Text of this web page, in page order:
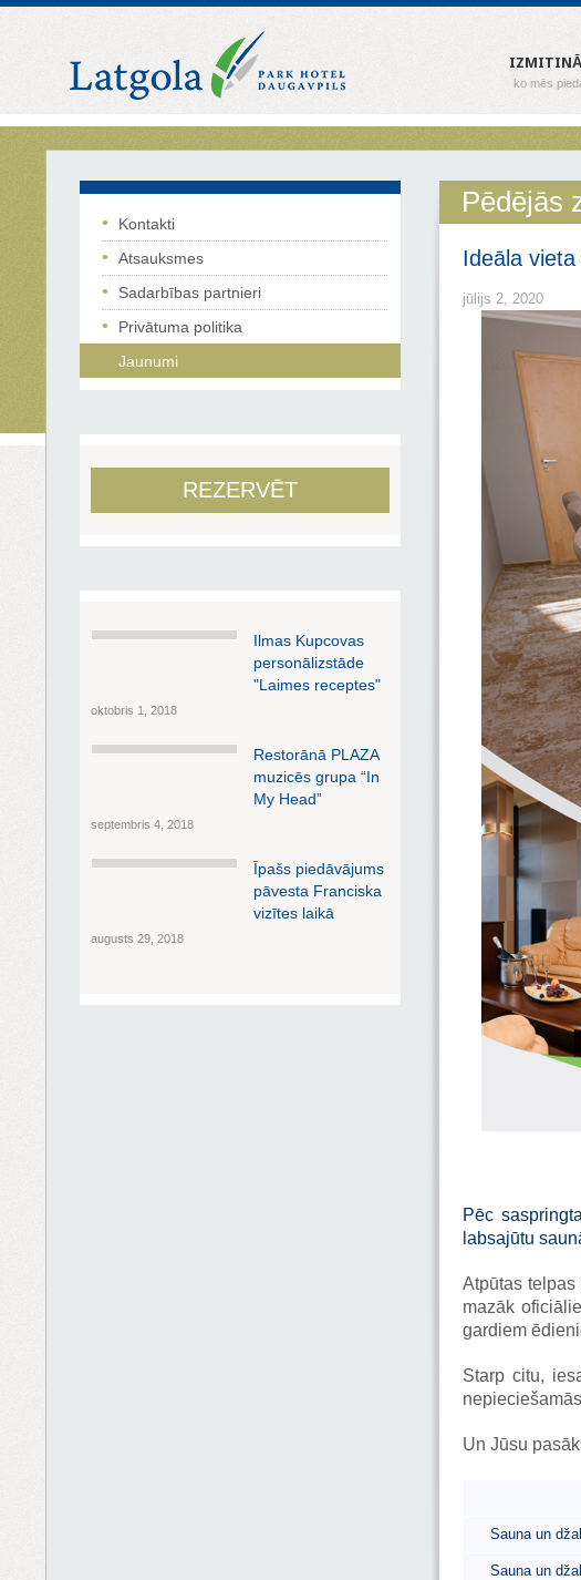
ko mēs
Kontakti
Atsauksmes
Sadarbības partnieri
Privātuma politika
Jaunumi
REZERVĒT
Ilmas Kupcovas
personālizstāde
"Laimes receptes"
oktobris 1, 2018
Restorānā PLAZA
muzicēs grupa “In
My Head”
septembris 4, 2018
Īpašs piedāvājums
pāvesta Franciska
vizītes laikā
augusts 29, 2018
Pēdējās
Ideāla
jūlijs 2, 2020
Pēc
labsajūtu
Atpūtas
mazāk
gardiem
Starp citu,
Un Jūsu
Sauna un
Sauna un